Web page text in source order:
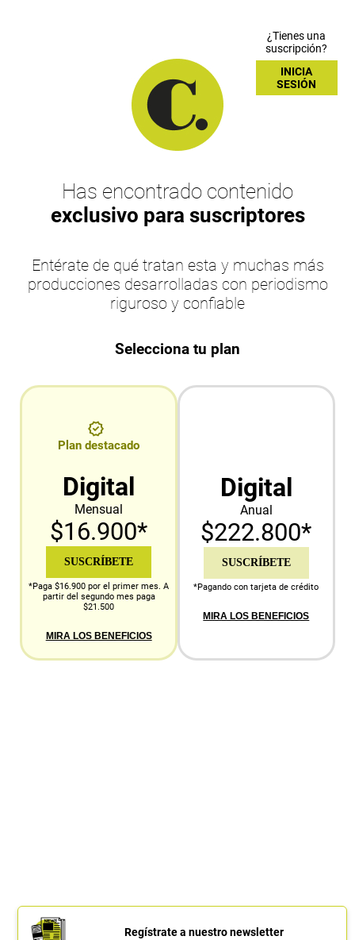
¿Tienes una
suscripción?
INICIA
SESIÓN
Has encontrado contenido
exclusivo para suscriptores
Entérate de qué tratan esta y muchas más
producciones desarrolladas con periodismo
riguroso y confiable
Selecciona tu plan
Plan destacado
Digital
Mensual
$16.900*
SUSCRÍBETE
*Paga $16.900 por el primer mes. A
partir del segundo mes paga
$21.500
MIRA LOS BENEFICIOS
Digital
Anual
$222.800*
SUSCRÍBETE
*Pagando con tarjeta de crédito
MIRA LOS BENEFICIOS
Regístrate a nuestro newsletter